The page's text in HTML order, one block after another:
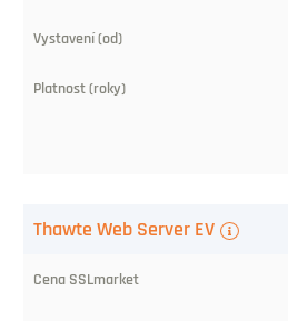
Validación
Soporte
(años)
Thawte Web Server EV